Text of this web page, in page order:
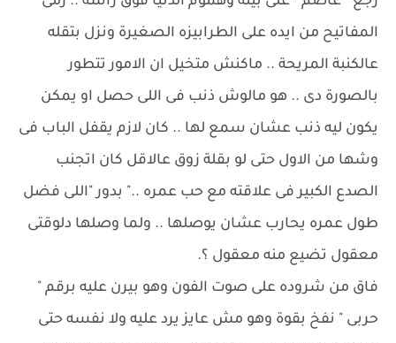
المفاتيح من ايده على الطرابيزه الصغيرة ونزل بتقله
عالكنبة المريحة .. ماكنش متخيل ان الامور تتطور
بالصورة دى .. هو مالوش ذنب فى اللى حصل او يمكن
يكون ليه ذنب عشان سمع لها .. كان لازم يقفل الباب فى
وشها من الاول حتى لو بقلة زوق عالاقل كان اتجنب
الصدع الكبير فى علاقته مع حب عمره .." بدور "اللى فضل
طول عمره يحارب عشان يوصلها .. ولما وصلها دلوقتى
معقول تضيع منه معقول ؟.
فاق من شروده على صوت الفون وهو بيرن عليه برقم "
حربى " نفخ بقوة وهو مش عايز يرد عليه ولا نفسه حتى